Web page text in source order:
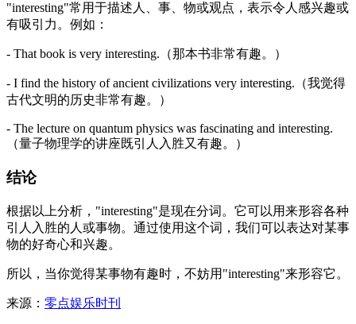
"interesting"常用于描述人、事、物或观点，表示令人感兴趣或
有吸引力。例如：
- That book is very interesting.（那本书非常有趣。）
- I find the history of ancient civilizations very interesting.（我觉得
古代文明的历史非常有趣。）
- The lecture on quantum physics was fascinating and interesting.
（量子物理学的讲座既引人入胜又有趣。）
结论
根据以上分析，"interesting"是现在分词。它可以用来形容各种
引人入胜的人或事物。通过使用这个词，我们可以表达对某事
物的好奇心和兴趣。
所以，当你觉得某事物有趣时，不妨用"interesting"来形容它。
来源： 零点娱乐时刊